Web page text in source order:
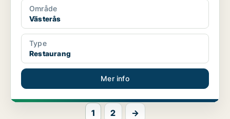
Område
Västerås
Type
Restaurang
Mer info
1 2 →